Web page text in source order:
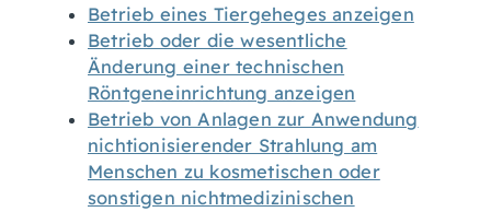
Betrieb eines Tiergeheges anzeigen
Betrieb oder die wesentliche
Änderung einer technischen
Röntgeneinrichtung anzeigen
Betrieb von Anlagen zur Anwendung
nichtionisierender Strahlung am
Menschen zu kosmetischen oder
sonstigen nichtmedizinischen